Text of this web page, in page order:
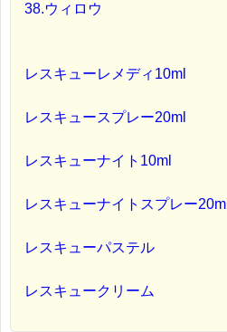
38.ウィロウ
レスキューレメディ10ml
レスキュースプレー20ml
レスキューナイト10ml
レスキューナイトスプレー20ml
レスキューパステル
レスキュークリーム